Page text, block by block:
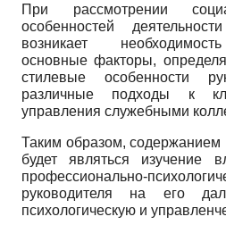
При рассмотрении
особенностей
возникает
основные факторы,
стилевые особенности
различные подходы к
управления служебными
Таким образом,
будет являться изучение
профессионально-
руководителя на его
психологическую и